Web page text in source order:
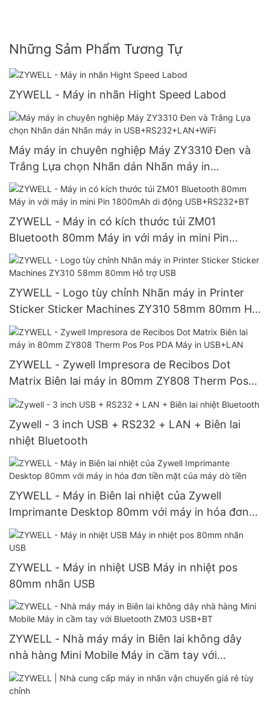
Những Sảm Phẩm Tương Tự
ZYWELL - Máy in nhãn Hight Speed ​​Labod
Máy máy in chuyên nghiệp Máy ZY3310 Đen và
Trắng Lựa chọn Nhãn dán Nhãn máy in
USB+RS232+LAN+WiFi
ZYWELL - Máy in có kích thước túi ZM01
Bluetooth 80mm Máy in với máy in mini Pin
1800mAh di động USB+RS232+BT
ZYWELL - Logo tùy chỉnh Nhãn máy in Printer
Sticker Sticker Machines ZY310 58mm 80mm Hỗ
trợ USB
ZYWELL - Zywell Impresora de Recibos Dot
Matrix Biên lai máy in 80mm ZY808 Therm Pos
Pos PDA Máy in USB+LAN
Zywell - 3 inch USB + RS232 + LAN + Biên lai
nhiệt Bluetooth
ZYWELL - Máy in Biên lai nhiệt của Zywell
Imprimante Desktop 80mm với máy in hóa đơn
tiền mặt của máy dò tiền
ZYWELL - Máy in nhiệt USB Máy in nhiệt pos
80mm nhãn USB
ZYWELL - Nhà máy máy in Biên lai không dây
nhà hàng Mini Mobile Máy in cầm tay với
Bluetooth ZM03 USB+BT